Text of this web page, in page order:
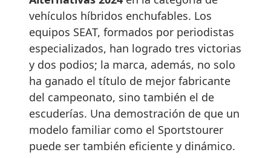
vehículos híbridos enchufables. Los
equipos SEAT, formados por periodistas
especializados, han logrado tres victorias
y dos podios; la marca, además, no solo
ha ganado el título de mejor fabricante
del campeonato, sino también el de
escuderías. Una demostración de que un
modelo familiar como el Sportstourer
puede ser también eficiente y dinámico.